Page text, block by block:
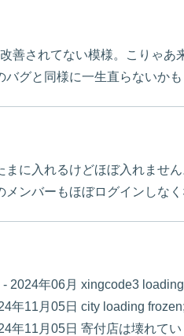
善されてない模様。こりゃあ
バグと同様に一生直らないか
まに入れるけどほぼ入れませ
メンバーもほぼログインしな
2024年06月 xingcode3
年11月05日 city loading
年11月05日 寄付店は壊れて